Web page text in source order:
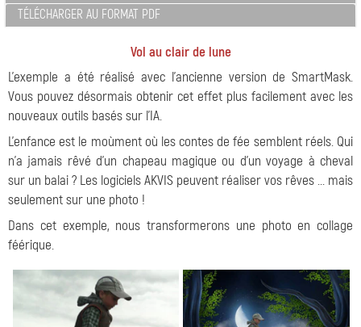
TÉLÉCHARGER AU FORMAT PDF
Vol au clair de lune
L'exemple a été réalisé avec l'ancienne version de SmartMask.
Vous pouvez désormais obtenir cet effet plus facilement avec les
nouveaux outils basés sur l'IA.
L'enfance est le moùment où les contes de fée semblent réels. Qui
n'a jamais rêvé d'un chapeau magique ou d'un voyage à cheval
sur un balai ? Les logiciels AKVIS peuvent réaliser vos rêves ... mais
seulement sur une photo !
Dans cet exemple, nous transformerons une photo en collage
féérique.